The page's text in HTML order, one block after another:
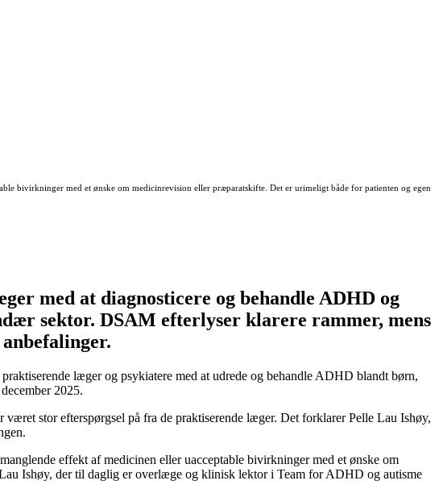
bivirkninger med et ønske om medicinrevision eller præparatskifte. Det er urimeligt både for patienten og egen
med at diagnosticere og behandle ADHD og
sektor. DSAM efterlyser klarere rammer, mens
læger og psykiatere med at udrede og behandle ADHD blandt børn,
2025.
stor efterspørgsel på fra de praktiserende læger. Det forklarer Pelle Lau Ishøy,
effekt af medicinen eller uacceptable bivirkninger med et ønske om
Ishøy, der til daglig er overlæge og klinisk lektor i Team for ADHD og autisme